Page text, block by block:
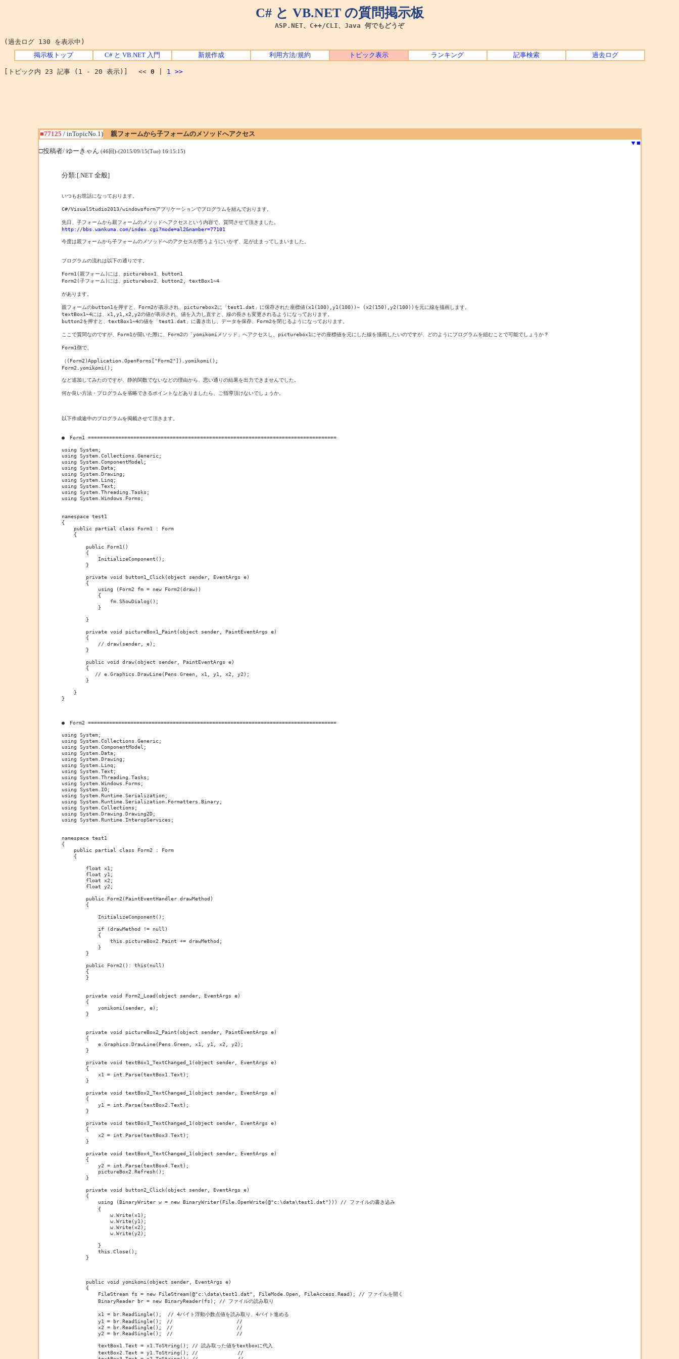
C# と VB.NET の質問掲示板
ASP.NET、C++/CLI、Java 何でもどうぞ
(過去ログ 130 を表示中)
掲示板トップ C# と VB.NET 入門 新規作成 利用方法/規約 トピック表示 ランキング 記事検索 過去ログ
[トピック内 23 記事 (1 - 20 表示)] << 0 1 >>
■77125 / inTopicNo.1)
親フォームから子フォームのメソッドへアクセス
▼ ■
□投稿者/ ゆーきゃん (46回)-(2015/09/15(Tue) 16:15:15)
分類:[.NET 全般]
いつもお世話になっております。
C#/VisualStudio2013/windowsformアプリケーションでプログラムを組んでおります。
http://bbs.wankuma.com/index.cgi?mode=al2&namber=77101
今度は親フォームから子フォームのメソッドへのアクセスが思うようにいかず、足が止まってしまいました。
プログラムの流れは以下の通りです。
Form1(親フォーム)には、picturebox1、button1
Form2(子フォーム)には、picturebox2、button2, textBox1~4
があります。
親フォームのbutton1を押すと、Form2が表示され、picturebox2に「test1.dat」に保存された座標値(x1(100),y1(100))~ (x2(150),y2(100))を元に線を描画します。
textBox1~4には、x1,y1,x2,y2の値が表示され、値を入力し直すと、線の長さも変更されるようになっております。
button2を押すと、textBox1~4の値を「test1.dat」に書き出し、データを保存、Form2を閉じるようになっております。
ここで質問なのですが、Form1が開いた際に、Form2の「yomikomiメソッド」へアクセスし、picturebox1にその座標値を元にした線を描画したいのですが、どのようにプログラムを組むことで可能でしょうか？
Form1側で、
（(Form2)Application.OpenForms["Form2"]).yomikomi();
Form2.yomikomi();
など追加してみたのですが、静的関数でないなどの理由から、思い通りの結果を出力できませんでした。
何か良い方法・プログラムを省略できるポイントなどありましたら、ご指導頂けないでしょうか。
以下作成途中のプログラムを掲載させて頂きます。
●　Form1 ==================================================================================
using System;
using System.Collections.Generic;
using System.ComponentModel;
using System.Data;
using System.Drawing;
using System.Linq;
using System.Text;
using System.Threading.Tasks;
using System.Windows.Forms;
namespace test1
{
    public partial class Form1 : Form
    {
        public Form1()
        {
            InitializeComponent();
        }
        private void button1_Click(object sender, EventArgs e)
        {
            using (Form2 fm = new Form2(draw))
            {
                fm.ShowDialog();
            }
        }
        private void pictureBox1_Paint(object sender, PaintEventArgs e)
        {
            // draw(sender, e);
        }
        public void draw(object sender, PaintEventArgs e)
        {
           // e.Graphics.DrawLine(Pens.Green, x1, y1, x2, y2);
        }
    }
}
●　Form2 ==================================================================================
using System;
using System.Collections.Generic;
using System.ComponentModel;
using System.Data;
using System.Drawing;
using System.Linq;
using System.Text;
using System.Threading.Tasks;
using System.Windows.Forms;
using System.IO;
using System.Runtime.Serialization;
using System.Runtime.Serialization.Formatters.Binary;
using System.Collections;
using System.Drawing.Drawing2D;
using System.Runtime.InteropServices;
namespace test1
{
    public partial class Form2 : Form
    {
        float x1;
        float y1;
        float x2;
        float y2;
        public Form2(PaintEventHandler drawMethod)
        {
            InitializeComponent();
            if (drawMethod != null)
            {
                this.pictureBox2.Paint += drawMethod;
            }
        }
        public Form2(): this(null)
        {
        }
        private void Form2_Load(object sender, EventArgs e)
        {
            yomikomi(sender, e);
        }
        private void pictureBox2_Paint(object sender, PaintEventArgs e)
        {
            e.Graphics.DrawLine(Pens.Green, x1, y1, x2, y2);
        }
        private void textBox1_TextChanged_1(object sender, EventArgs e)
        {
            x1 = int.Parse(textBox1.Text);
        }
        private void textBox2_TextChanged_1(object sender, EventArgs e)
        {
            y1 = int.Parse(textBox2.Text);
        }
        private void textBox3_TextChanged_1(object sender, EventArgs e)
        {
            x2 = int.Parse(textBox3.Text);
        }
        private void textBox4_TextChanged_1(object sender, EventArgs e)
        {
            y2 = int.Parse(textBox4.Text);
            pictureBox2.Refresh();
        }
        private void button2_Click(object sender, EventArgs e)
        {
            using (BinaryWriter w = new BinaryWriter(File.OpenWrite(@"c:\data\test1.dat"))) // ファイルの書き込み
            {
                w.Write(x1);
                w.Write(y1);
                w.Write(x2);
                w.Write(y2);
            }
            this.Close();
        }
        public void yomikomi(object sender, EventArgs e)
        {
            FileStream fs = new FileStream(@"c:\data\test1.dat", FileMode.Open, FileAccess.Read); // ファイルを開く
            BinaryReader br = new BinaryReader(fs); // ファイルの読み取り
            x1 = br.ReadSingle();  // 4バイト浮動小数点値を読み取り、4バイト進める
            y1 = br.ReadSingle();　//                     //
            x2 = br.ReadSingle();　//                     //
            y2 = br.ReadSingle();　//                     //
            textBox1.Text = x1.ToString(); // 読み取った値をtextboxに代入
            textBox2.Text = y1.ToString(); //             //